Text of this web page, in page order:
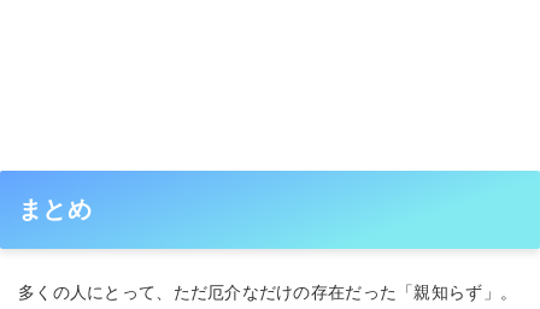
まとめ
多くの人にとって、ただ厄介なだけの存在だった「親知らず」。